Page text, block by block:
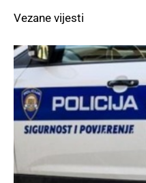
Vezane vijesti